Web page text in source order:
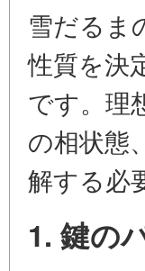
雪だるま
性質を決
です。理
の相状態
解する必
1. 鍵の